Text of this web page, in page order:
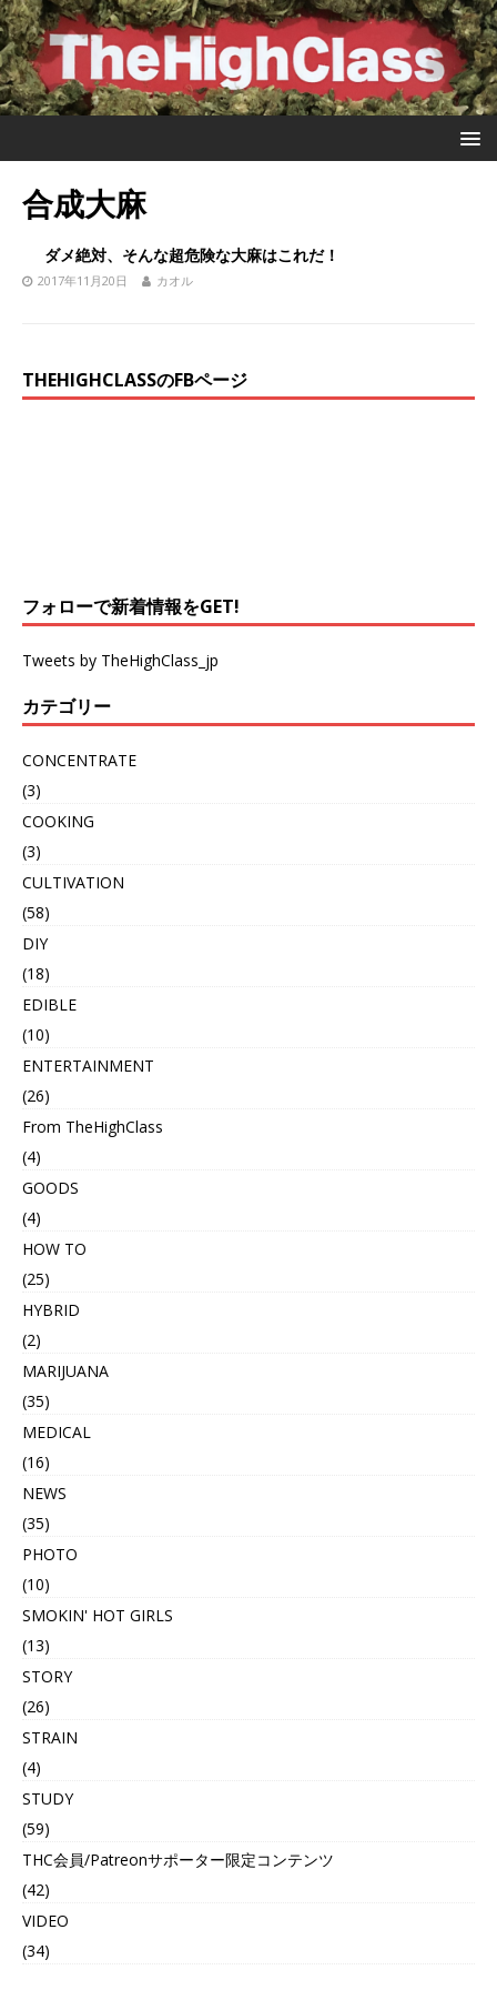
合成大麻
ダメ絶対、そんな超危険な大麻はこれだ！
2017年11月20日 カオル
THEHIGHCLASSのFBページ
フォローで新着情報をGET!
Tweets by TheHighClass_jp
カテゴリー
CONCENTRATE
(3)
COOKING
(3)
CULTIVATION
(58)
DIY
(18)
EDIBLE
(10)
ENTERTAINMENT
(26)
From TheHighClass
(4)
GOODS
(4)
HOW TO
(25)
HYBRID
(2)
MARIJUANA
(35)
MEDICAL
(16)
NEWS
(35)
PHOTO
(10)
SMOKIN' HOT GIRLS
(13)
STORY
(26)
STRAIN
(4)
STUDY
(59)
THC会員/Patreonサポーター限定コンテンツ
(42)
VIDEO
(34)